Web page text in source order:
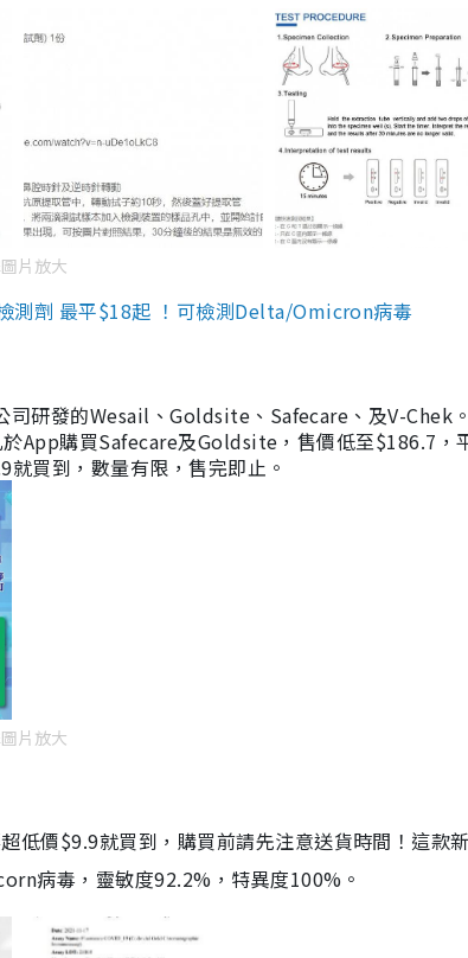
片放大
測劑 最平$18起 ！可檢測Delta/Omicron病毒
司研發的Wesail、Goldsite、Safecare、及V-Chek
App購買Safecare及Goldsite，售價低至$186.7，
買到，數量有限，售完即止。
片放大
低價$9.9就買到，購買前請先注意送貨時間！這款
病毒，靈敏度92.2%，特異度100%。